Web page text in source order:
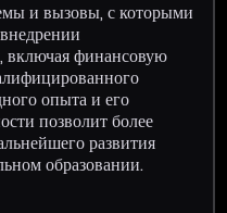
и вызовы, с которыми
включая финансовую
опыта и его
позволит более
развития
образовании.